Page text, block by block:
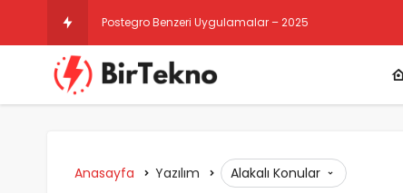
Instagram Gizli Hesap
Anasayfa Yazılım Alakalı Konular